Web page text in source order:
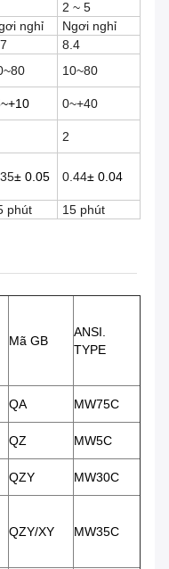
2 ~ 5
nghỉ
Ngơi nghỉ
8.4
10~80
0~+40
2
± 0.05 0.44± 0.04
phút 15 phút
Mã GB
ANSI.
TYPE
QA
MW75C
QZ
MW5C
QZY
MW30C
QZY/XY MW35C